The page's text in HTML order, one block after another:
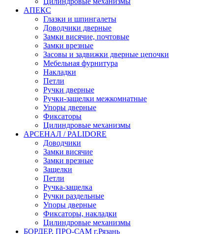
АПЕКС
Глазки и шпингалеты
Доводчики дверные
Замки висячие, почтовые
Замки врезные
Засовы и задвижки дверные цепочки
Мебельная фурнитура
Накладки
Петли
Ручки дверные
Ручки-защелки межкомнатные
Упоры дверные
Фиксаторы
Цилиндровые механизмы
АРСЕНАЛ / PALIDORE
Доводчики
Замки висячие
Замки врезные
Защелки
Петли
Ручка-защелка
Ручки раздельные
Упоры дверные
Фиксаторы, накладки
Цилиндровые механизмы
БОРДЕР, ПРО-САМ г.Рязань